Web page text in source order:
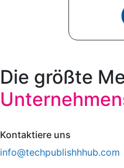
Die größte
Kontaktiere uns
info@techpublishhhub.com